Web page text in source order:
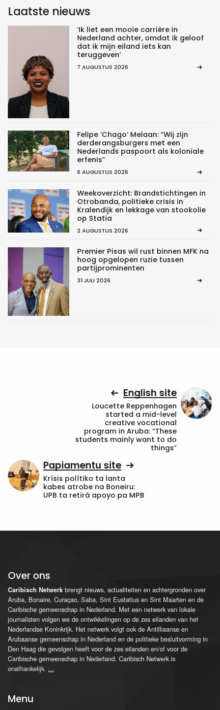
Laatste nieuws
‘Ik liet een mooie carrière in
Nederland achter, omdat ik geloof
dat ik mijn eiland iets kan
teruggeven’
7 AUGUSTUS 2026
Felipe ‘Chago’ Melaan: “Wij zijn
derderangsburgers met een
Nederlands paspoort als koloniale
erfenis”
6 AUGUSTUS 2026
Weekoverzicht: Brandstichtingen in
Otrobanda, politieke crisis in
Kralendijk en lekkage van stookolie
op Statia
2 AUGUSTUS 2026
Premier Pisas wil rust binnen MFK na
hoog opgelopen ruzie tussen
partijprominenten
31 JULI 2026
English site
Loucette Reppenhagen
started a mid-level
creative vocational
program in Aruba: “These
students mainly want to do
things”
Papiamentu site
Krísis polítiko ta lanta
kabes atrobe na Boneiru:
UPB ta retirá apoyo pa MPB
Over ons
Caribisch Netwerk brengt nieuws, actualiteiten en achtergronden over
Aruba, Bonaire, Curaçao, Saba, Sint Eustatius en Sint Maarten en de
Caribische gemeenschap in Nederland. Met een netwerk van lokale
journalisten volgen we de ontwikkelingen op de zes eilanden van het
Nederlandse Koninkrijk. Het netwerk volgt ook de Antilliaanse en
Arubaanse gemeenschap in Nederland en de politieke besluitvorming in
Den Haag die gevolgen heeft voor de zes eilanden en/of voor de
Caribische gemeenschap in Nederland. Caribisch Netwerk is
onafhankelijk. ...
Menu